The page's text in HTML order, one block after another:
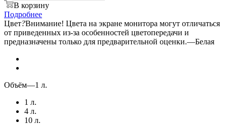
В корзину
Подробнее
Цвет?Внимание! Цвета на экране монитора могут отличаться
от приведенных из-за особенностей цветопередачи и
предназначены только для предварительной оценки.—Белая
Объём—1 л.
1 л.
4 л.
10 л.